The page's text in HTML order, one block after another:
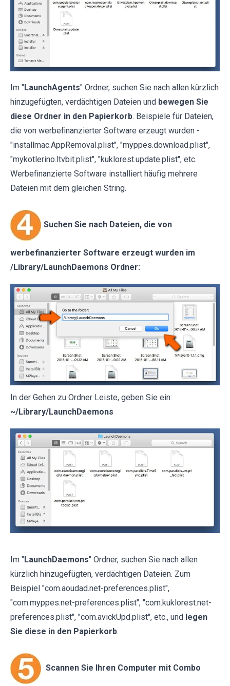
Im "LaunchAgents" Ordner, suchen Sie nach allen kürzlich
hinzugefügten, verdächtigen Dateien und bewegen Sie
diese Ordner in den Papierkorb. Beispiele für Dateien,
die von werbefinanzierter Software erzeugt wurden -
"installmac.AppRemoval.plist", "myppes.download.plist",
"mykotlerino.ltvbit.plist", "kuklorest.update.plist", etc.
Werbefinanzierte Software installiert häufig mehrere
Dateien mit dem gleichen String.
Suchen Sie nach Dateien, die von
werbefinanzierter Software erzeugt wurden im
/Library/LaunchDaemons Ordner:
In der Gehen zu Ordner Leiste, geben Sie ein:
~/Library/LaunchDaemons
Im "LaunchDaemons" Ordner, suchen Sie nach allen
kürzlich hinzugefügten, verdächtigen Dateien. Zum
Beispiel "com.aoudad.net-preferences.plist",
"com.myppes.net-preferences.plist", "com.kuklorest.net-
preferences.plist", "com.avickUpd.plist", etc., und legen
Sie diese in den Papierkorb.
Scannen Sie Ihren Computer mit Combo